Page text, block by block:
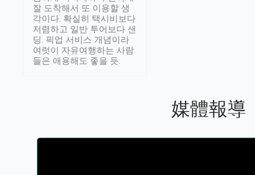
잘 도착해서 또 이용할 생
각이다. 확실히 택시비보다
저렴하고 일반 투어보다 샌
딩. 픽업 서비스 개념이라
여럿이 자유여행하는 사람
들은 애용해도 좋을 듯.
媒體報導